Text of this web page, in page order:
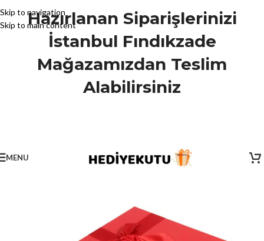
Skip to navigation
Skip to main content
Hazırlanan Siparişlerinizi
İstanbul Fındıkzade
Mağazamızdan Teslim
Alabilirsiniz
MENU